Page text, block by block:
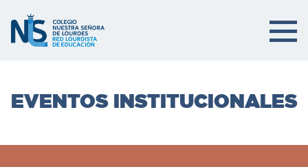
EVENTOS INSTITUCIONALES